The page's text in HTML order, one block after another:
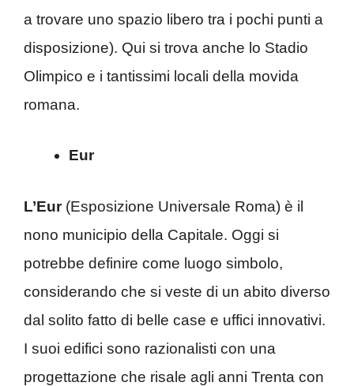
a trovare uno spazio libero tra i pochi punti a
disposizione). Qui si trova anche lo Stadio
Olimpico e i tantissimi locali della movida
romana.
Eur
L’Eur(Esposizione Universale Roma) è il
nono municipio della Capitale. Oggi si
potrebbe definire come luogo simbolo,
considerando che si veste di un abito diverso
dal solito fatto di belle case e uffici innovativi.
I suoi edifici sono razionalisti con una
progettazione che risale agli anni Trenta con